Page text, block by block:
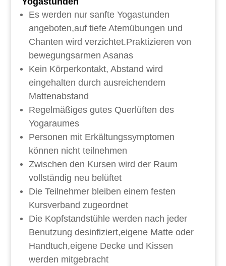
Es werden nur sanfte Yogastunden
angeboten,auf tiefe Atemübungen und
Chanten wird verzichtet.Praktizieren von
bewegungsarmen Asanas
Kein Körperkontakt, Abstand wird
eingehalten durch ausreichendem
Mattenabstand
Regelmäßiges gutes Querlüften des
Yogaraumes
Personen mit Erkältungssymptomen
können nicht teilnehmen
Zwischen den Kursen wird der Raum
vollständig neu belüftet
Die Teilnehmer bleiben einem festen
Kursverband zugeordnet
Die Kopfstandstühle werden nach jeder
Benutzung desinfiziert,eigene Matte oder
Handtuch,eigene Decke und Kissen
werden mitgebracht